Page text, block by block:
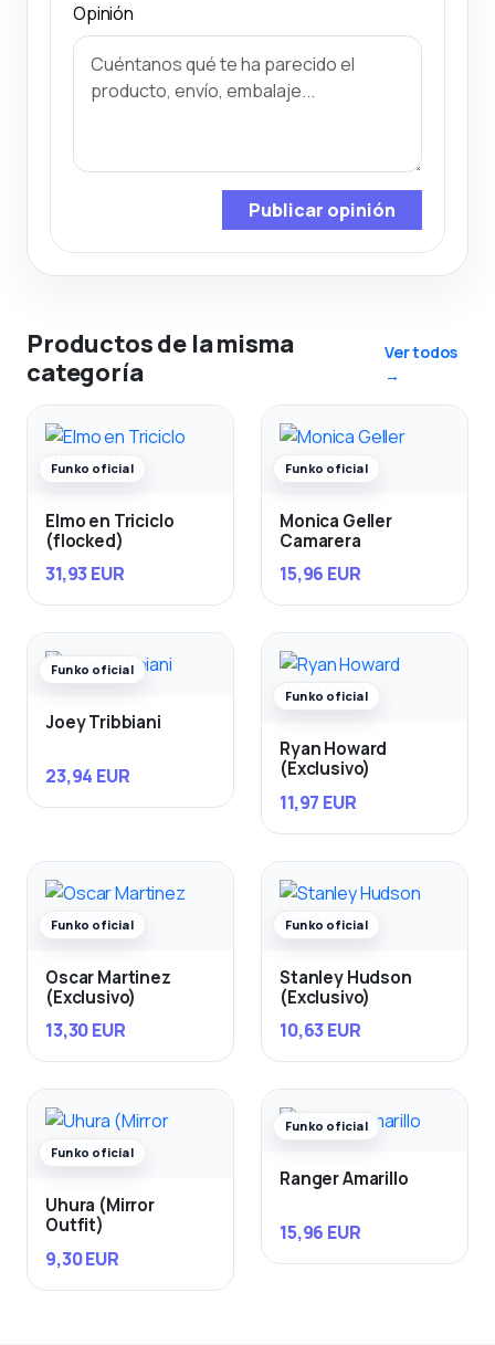
Opinión
Publicar opinión
Productos de la misma
categoría
Ver todos
→
Funko oficial
Elmo en Triciclo
(flocked)
31,93 EUR
Funko oficial
Monica Geller
Camarera
15,96 EUR
Funko oficial
Joey Tribbiani
23,94 EUR
Funko oficial
Ryan Howard
(Exclusivo)
11,97 EUR
Funko oficial
Oscar Martinez
(Exclusivo)
13,30 EUR
Funko oficial
Stanley Hudson
(Exclusivo)
10,63 EUR
Funko oficial
Uhura (Mirror
Outfit)
9,30 EUR
Funko oficial
Ranger Amarillo
15,96 EUR